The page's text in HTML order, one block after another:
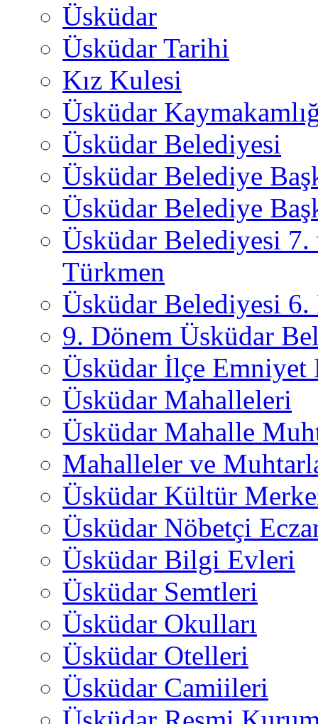
Üsküdar
Üsküdar Tarihi
Kız Kulesi
Üsküdar
Üsküdar Belediyesi
Üsküdar Belediye
Üsküdar Belediye
Üsküdar Belediyesi
Türkmen
Üsküdar Belediyesi 6.
9. Dönem Üsküdar
Üsküdar İlçe
Üsküdar Mahalleleri
Üsküdar Mahalle
Mahalleler ve
Üsküdar Kültür
Üsküdar Nöbetçi
Üsküdar Bilgi Evleri
Üsküdar Semtleri
Üsküdar Okulları
Üsküdar Otelleri
Üsküdar Camiileri